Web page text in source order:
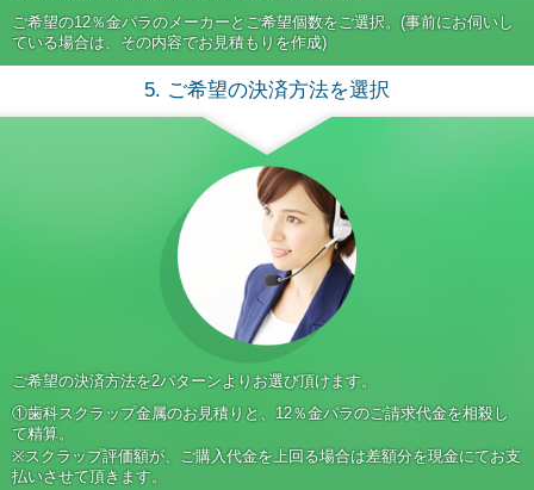
ご希望の12％金パラのメーカーとご希望個数をご選択。(事前にお伺いし
ている場合は、その内容でお見積もりを作成)
5. ご希望の決済方法を選択
ご希望の決済方法を2パターンよりお選び頂けます。
①歯科スクラップ金属のお見積りと、12％金パラのご請求代金を相殺し
て精算。
※スクラップ評価額が、ご購入代金を上回る場合は差額分を現金にてお支
払いさせて頂きます。